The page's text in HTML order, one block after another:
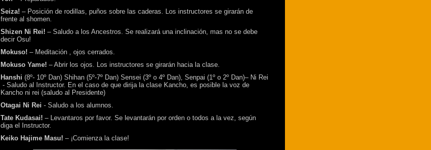
Seiza! – Posición de rodillas, puños sobre las caderas. Los instructores se girarán de
frente al shomen.
Shizen Ni Rei! – Saludo a los Ancestros. Se realizará una inclinación, mas no se debe
decir Osu!
Mokuso! – Meditación , ojos cerrados.
Mokuso Yame! – Abrir los ojos. Los instructores se girarán hacia la clase.
Hanshi (8º- 10º Dan) Shihan (5º-7º Dan) Sensei (3º o 4º Dan), Senpai (1º o 2º Dan)– Ni Rei
- Saludo al Instructor. En el caso de que dirija la clase Kancho, es posible la voz de
Kancho ni rei (saludo al Presidente)
Otagai Ni Rei - Saludo a los alumnos.
Tate Kudasai! – Levantaros por favor. Se levantarán por orden o todos a la vez, según
diga el Instructor.
Keiko Hajime Masu! – ¡Comienza la clase!